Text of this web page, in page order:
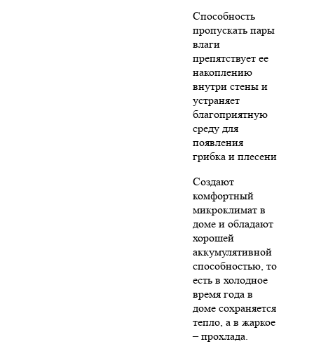
Способность
пропускать пары
влаги
препятствует ее
накоплению
внутри стены и
устраняет
благоприятную
среду для
появления
грибка и плесени
Создают
комфортный
микроклимат в
доме и обладают
хорошей
аккумулятивной
способностью, то
есть в холодное
время года в
доме сохраняется
тепло, а в жаркое
– прохлада.